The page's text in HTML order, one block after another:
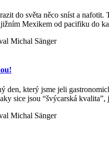
do světa něco sníst a
Mexikem od pacifiku do
Michal Sänger
den, který jsme jeli
sice jsou “švýcarská
Michal Sänger